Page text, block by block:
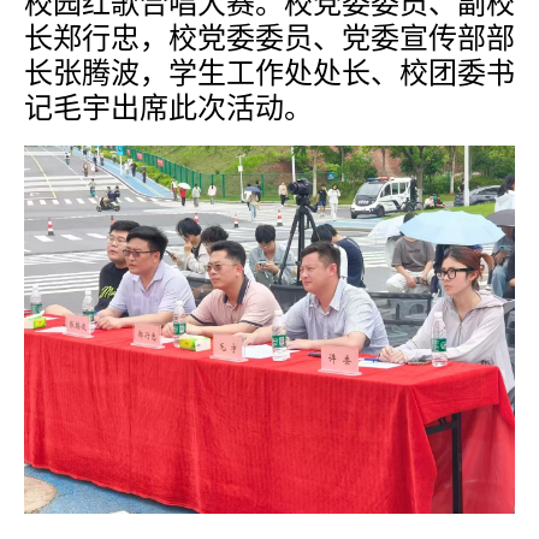
长郑行忠，校党委委员、党委宣传部部
长张腾波，学生工作处处长、校团委书
记毛宇出席此次活动。